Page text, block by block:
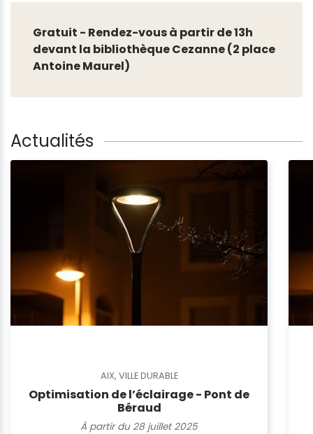
Gratuit - Rendez-vous à partir de 13h
devant la bibliothèque Cezanne (2 place
Antoine Maurel)
Actualités
AIX, VILLE DURABLE
Optimisation de l’éclairage - Pont de
Béraud
À partir du 28 juillet 2025